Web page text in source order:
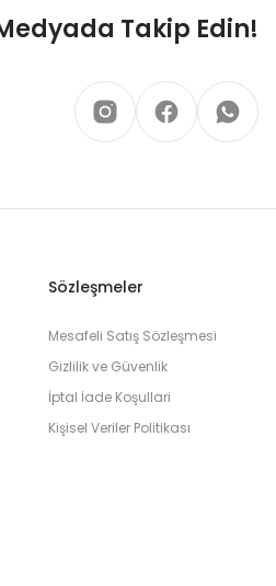
Takip Edin!
Sözleşmeler
Mesafeli Satış Sözleşmesi
Gizlilik ve Güvenlik
İptal İade Koşullari
Kişisel Veriler Politikası